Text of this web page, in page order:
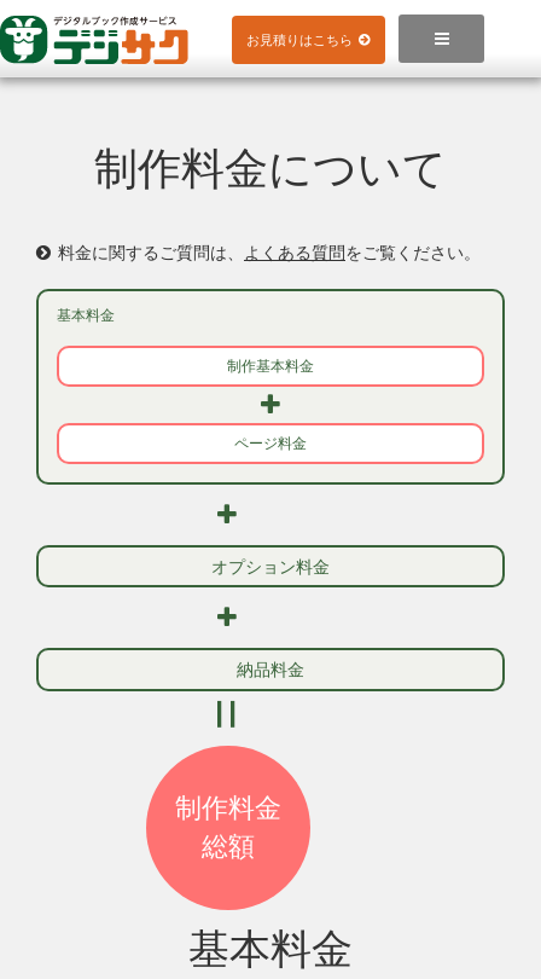
to
content
お見積りはこちら 
制作料金について
料金に関するご質問は、 よくある質問をご覧ください。
基本料金
制作基本料金
ページ料金
オプション料金
納品料金
制作料金
総額
基本料金